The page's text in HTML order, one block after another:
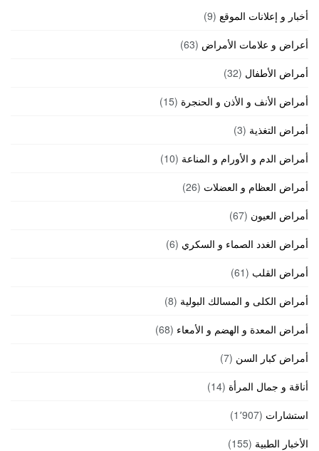
أخبار و إعلانات الموقع (9)
أعراض و علامات الأمراض (63)
أمراض الأطفال (32)
أمراض الأنف و الأذن و الحنجرة (15)
أمراض التغذية (3)
أمراض الدم و الأورام و المناعة (10)
أمراض العظام و العضلات (26)
أمراض العيون (67)
أمراض الغدد الصماء و السكري (6)
أمراض القلب (61)
أمراض الكلى و المسالك البولية (8)
أمراض المعدة و الهضم و الأمعاء (68)
أمراض كبار السن (7)
أناقة و جمال المرأة (14)
استشارات (1٬907)
الأخبار الطبية (155)